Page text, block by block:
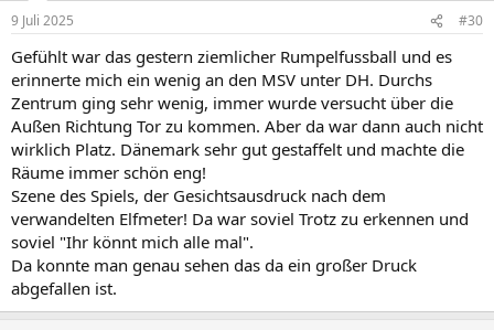
e
:
9 Juli 2025 #30
Gefühlt war das gestern ziemlicher Rumpelfussball und es
erinnerte mich ein wenig an den MSV unter DH. Durchs
Zentrum ging sehr wenig, immer wurde versucht über die
Außen Richtung Tor zu kommen. Aber da war dann auch nicht
wirklich Platz. Dänemark sehr gut gestaffelt und machte die
Räume immer schön eng!
Szene des Spiels, der Gesichtsausdruck nach dem
verwandelten Elfmeter! Da war soviel Trotz zu erkennen und
soviel "Ihr könnt mich alle mal".
Da konnte man genau sehen das da ein großer Druck
abgefallen ist.